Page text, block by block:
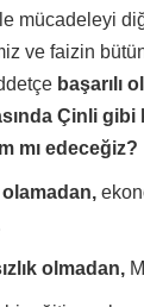
mücadeleyi
ve faizin
başarılı
Çinli gibi
mı edeceğiz?
olamadan,
olmadan,